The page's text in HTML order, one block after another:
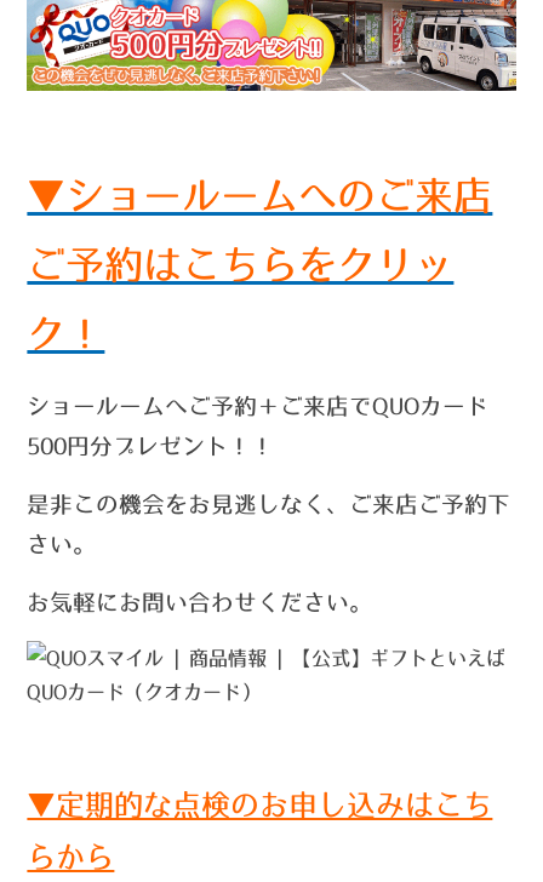
▼ショールームへのご来店
ご予約はこちらをクリッ
ク！
ショールームへご予約＋ご来店でQUOカード
500円分プレゼント！！
是非この機会をお見逃しなく、ご来店ご予約下
さい。
お気軽にお問い合わせください。
▼定期的な点検のお申し込みはこち
らから